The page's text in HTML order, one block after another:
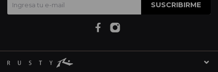
SUSCRIBIRME